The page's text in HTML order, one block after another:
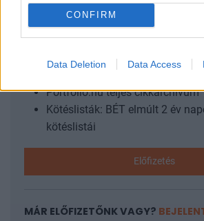
CONFIRM
Data Deletion Data Access
A keresett cikk a portfolio.hu
tartozik, melynek olvasása
Portfolio.hu teljes cikkarchívum
Kötéslisták: BÉT elmúlt 2 év
kötéslistái
Előfizetés
MÁR ELŐFIZETŐNK VAGY?